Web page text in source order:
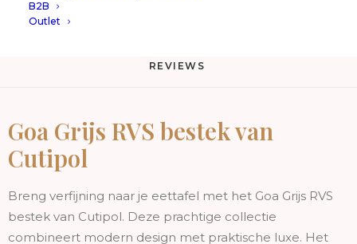
B2B
Outlet
Cutipol
aantal
REVIEWS
Goa Grijs RVS bestek van
Cutipol
Breng verfijning naar je eettafel met het Goa Grijs RVS
bestek van Cutipol. Deze prachtige collectie
combineert modern design met praktische luxe. Het